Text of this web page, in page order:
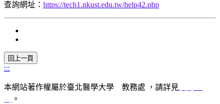
查詢網址： https://tech1.nkust.edu.tw/help42.php
:::
本網站著作權屬於臺北醫學大學 教務處 ，請詳見
。